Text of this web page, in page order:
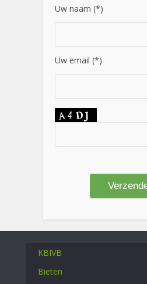
Uw naam (*)
Uw email (*)
KBIVB
Bieten